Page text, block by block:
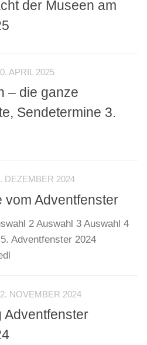
der Museen am
APRIL 2025
– die ganze
Sendetermine 3.
DEZEMBER 2024
vom Adventfenster
2 Auswahl 3 Auswahl 4
Adventfenster 2024
NOVEMBER 2024
Adventfenster